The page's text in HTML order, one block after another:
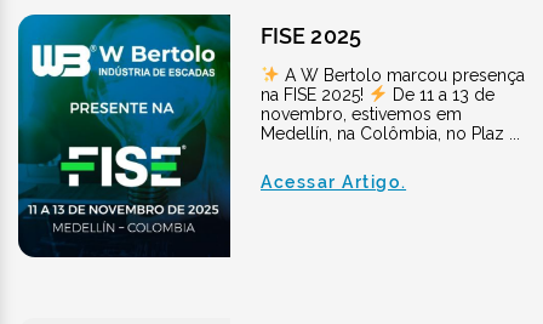
FISE 2025
A W Bertolo marcou presença
na FISE 2025!
De 11 a 13 de
novembro, estivemos em
Medellín, na Colômbia, no Plaz ...
Acessar Artigo.